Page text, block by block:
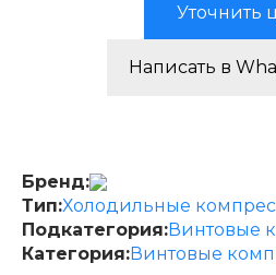
Уточнить
Написать в
Бренд:
Тип:Холодильные
Подкатегория:Винтовые
Категория:Винтовые